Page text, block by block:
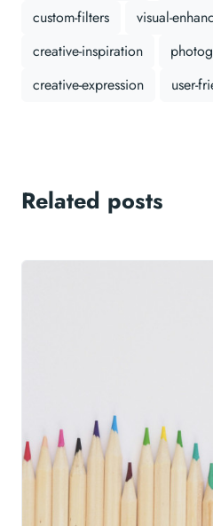
custom-filters
visual-
creative-inspiration
creative-expression
user-
Related posts